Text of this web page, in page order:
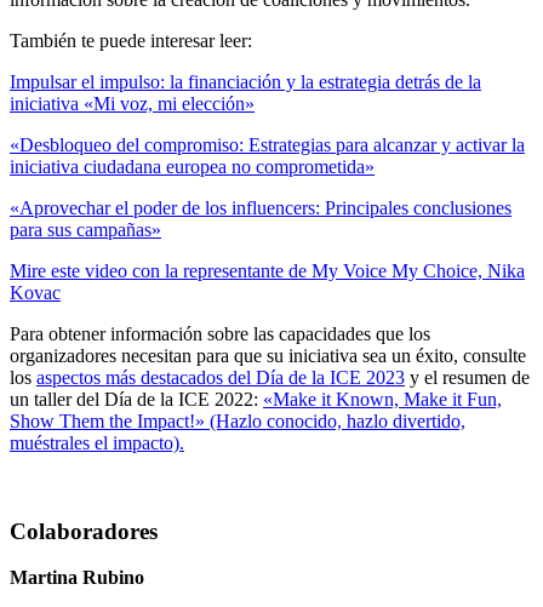
También te puede interesar leer:
Impulsar el impulso: la financiación y la estrategia detrás de la
iniciativa «Mi voz, mi elección»
«Desbloqueo del compromiso: Estrategias para alcanzar y activar la
iniciativa ciudadana europea no comprometida»
«Aprovechar el poder de los influencers: Principales conclusiones
para sus campañas»
Mire este video con la representante de My Voice My Choice, Nika
Kovac
Para obtener información sobre las capacidades que los
organizadores necesitan para que su iniciativa sea un éxito, consulte
los aspectos más destacados del Día de la ICE 2023 y el resumen de
un taller del Día de la ICE 2022: «Make it Known, Make it Fun,
Show Them the Impact!» (Hazlo conocido, hazlo divertido,
muéstrales el impacto).
Colaboradores
Martina Rubino